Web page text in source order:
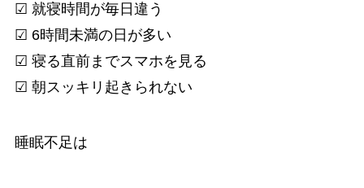
☑ 就寝時間が毎日違う
☑ 6時間未満の日が多い
☑ 寝る直前までスマホを見る
☑ 朝スッキリ起きられない
睡眠不足は